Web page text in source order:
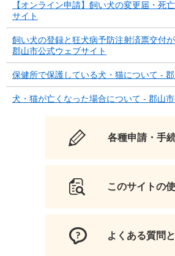
【オンライン申請】飼い犬の変更届・死
サイト
飼い犬の登録と狂犬病予防注射済票交付
郡山市公式ウェブサイト
保健所で保護している犬・猫について -
犬・猫が亡くなった場合について - 郡山
各種申請・手
このサイトの
よくある質問